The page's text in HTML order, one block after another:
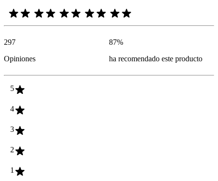
297
Opiniones
87%
ha recomendado este producto
5
4
3
2
1